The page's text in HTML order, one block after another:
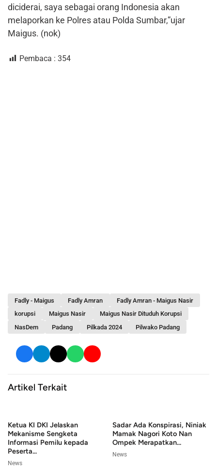
diciderai, saya sebagai orang Indonesia akan
melaporkan ke Polres atau Polda Sumbar,”ujar
Maigus. (nok)
Pembaca : 354
Fadly - Maigus Fadly Amran
Fadly Amran - Maigus Nasir
korupsi
Maigus Nasir
Maigus Nasir Dituduh Korupsi
NasDem
Padang Pilkada 2024 Pilwako Padang
Artikel Terkait
Ketua KI DKI Jelaskan
Mekanisme Sengketa
Informasi Pemilu kepada
Peserta...
News
Sadar Ada Konspirasi, Niniak
Mamak Nagori Koto Nan
Ompek Merapatkan...
News